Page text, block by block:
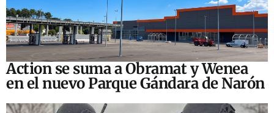
Action se suma a Obramat y Wenea
en el nuevo Parque Gándara de Narón